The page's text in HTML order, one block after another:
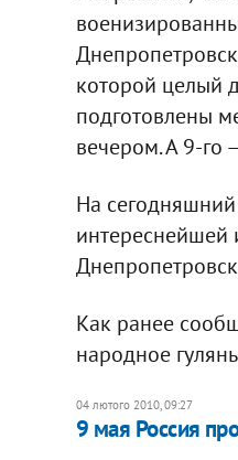
которой целый
подготовлены
вечером. А 9-го
На
интереснейшей
Как ранее
народное
04 лютого 2010, 09:27
9 мая Россия